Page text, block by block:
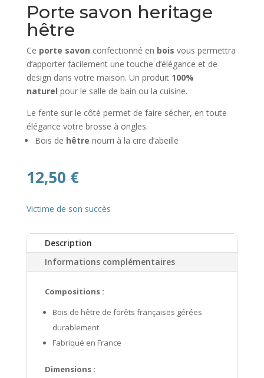
Porte savon heritage
hêtre
Ce porte savon confectionné en bois vous permettra
d’apporter facilement une touche d’élégance et de
design dans votre maison. Un produit 100%
naturel pour le salle de bain ou la cuisine.
Le fente sur le côté permet de faire sécher, en toute
élégance votre brosse à ongles.
Bois de hêtre nourri à la cire d’abeille
12,50 €
Victime de son succès
Description
Informations complémentaires
Compositions :
Bois de hêtre de forêts françaises gérées
durablement
Fabriqué en France
Dimensions :